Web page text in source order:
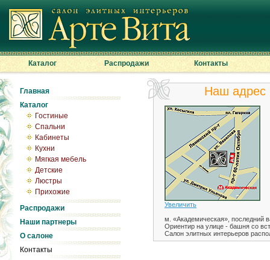
Каталог Распродажи Контакты
Главная
Каталог
Гостиные
Спальни
Кабинеты
Кухни
Мягкая мебель
Детские
Люстры
Прихожие
Распродажи
Наши партнеры
О салоне
Контакты
Наш адрес
Увеличить
м. «Академическая», последний
Ориентир на улице - башня со
Салон элитных интерьеров